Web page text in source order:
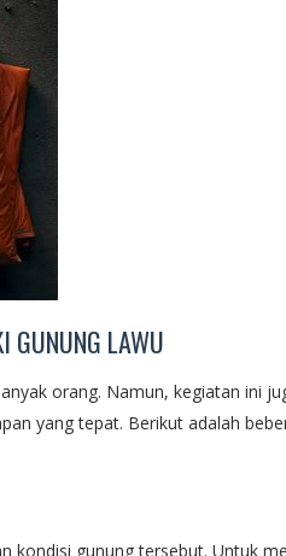
GUNUNG LAWU
orang. Namun, kegiatan ini
yang tepat. Berikut adalah
kondisi gunung tersebut. Untuk